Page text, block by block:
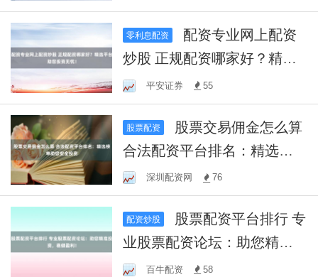
零利息配资
炒股 正规配资哪家好？精选
平台助您投资无忧！
平安证券 55
股票配资
合法配资平台排名：精选榜
单助您安全投资
深圳配资网 76
配资炒股
业股票配资论坛：助您精准
投资，稳健盈利！
百牛配资 58